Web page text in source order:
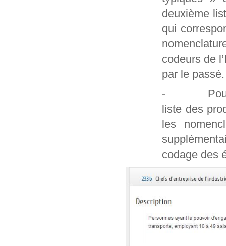
deuxième
qui
codeurs de
par le passé.
- Pour les
liste des
les
codage des